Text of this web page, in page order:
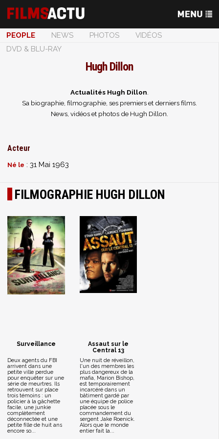
PEOPLE NEWS PHOTOS
VIDÉOS
DVD & BLU-RAY
Hugh Dillon
Actualités Hugh Dillon
Sa biographie, filmographie, ses premiers et derniers films.
News, vidéos et photos de Hugh Dillon.
Acteur
Né le : 31 Mai 1963
FILMOGRAPHIE HUGH DILLON
Surveillance
Deux agents du FBI
arrivent dans une
petite ville perdue
pour enquêter sur une
série de meurtres. Ils
retrouvent sur place
trois témoins : un
policier à la gâchette
facile, une junkie
complètement
déconnectée et une
petite fille de huit ans
encore so...
Assaut sur le
Central 13
Une nuit de réveillon,
l'un des membres les
plus dangereux de la
mafia, Marion Bishop,
est temporairement
incarcéré dans un
bâtiment gardé par
une équipe de police
placée sous le
commandement du
sergent Jake Roenick.
Alors que le monde
entier fait la...